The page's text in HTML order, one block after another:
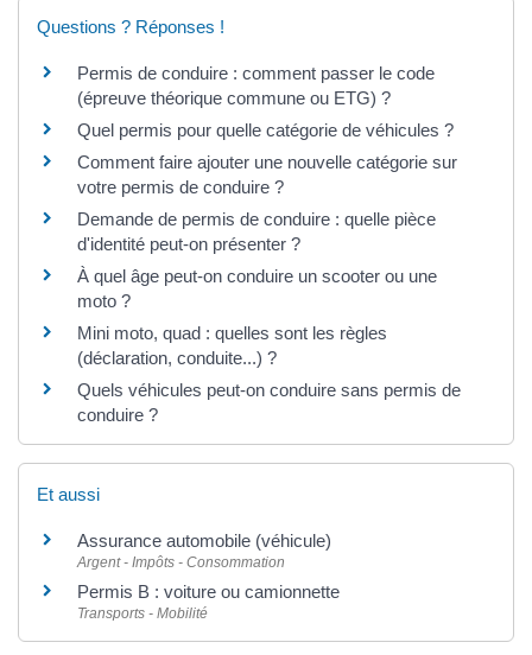
Questions ? Réponses !
Permis de conduire : comment passer le code
(épreuve théorique commune ou ETG) ?
Quel permis pour quelle catégorie de véhicules ?
Comment faire ajouter une nouvelle catégorie sur
votre permis de conduire ?
Demande de permis de conduire : quelle pièce
d'identité peut-on présenter ?
À quel âge peut-on conduire un scooter ou une
moto ?
Mini moto, quad : quelles sont les règles
(déclaration, conduite...) ?
Quels véhicules peut-on conduire sans permis de
conduire ?
Et aussi
Assurance automobile (véhicule)
Argent - Impôts - Consommation
Permis B : voiture ou camionnette
Transports - Mobilité